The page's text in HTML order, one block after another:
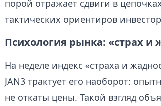
порой отражает сдвиги в
тактических ориентиров
Психология рынка: «страх и
На неделе индекс «страха и
JAN3 трактует его наоборот:
не откаты цены. Такой взгляд